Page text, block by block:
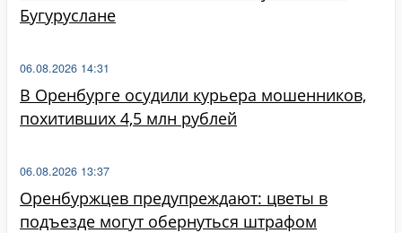
Бугуруслане
В Оренбурге осудили курьера мошенников,
похитивших 4,5 млн рублей
06.08.2026 14:31
Оренбуржцев предупреждают: цветы в
подъезде могут обернуться штрафом
06.08.2026 13:37